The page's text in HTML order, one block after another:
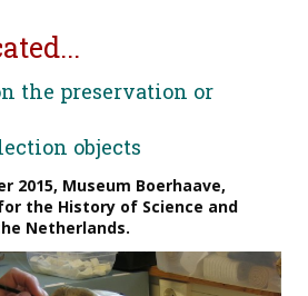
the preservation or
objects
2015, Museum Boerhaave,
the History of Science and
Netherlands.